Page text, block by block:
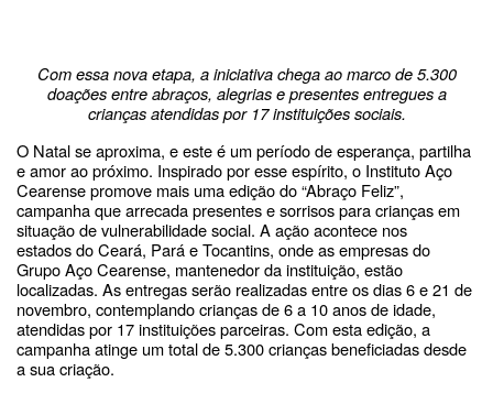
Com essa nova etapa, a iniciativa chega ao marco de 5.300
doações entre abraços, alegrias e presentes entregues a
crianças atendidas por 17 instituições sociais.
O Natal se aproxima, e este é um período de esperança, partilha
e amor ao próximo. Inspirado por esse espírito, o Instituto Aço
Cearense promove mais uma edição do “Abraço Feliz”,
campanha que arrecada presentes e sorrisos para crianças em
situação de vulnerabilidade social. A ação acontece nos
estadosdo Ceará, Pará e Tocantins, onde as empresas do
Grupo Aço Cearense, mantenedor da instituição, estão
localizadas. As entregas serão realizadas entre os dias 6 e 21 de
novembro, contemplando crianças de 6 a 10 anos de idade,
atendidas por 17 instituições parceiras. Com esta edição, a
campanha atinge um total de 5.300 crianças beneficiadas desde
a sua criação.